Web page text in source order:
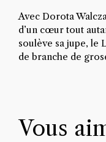
Avec Dorota
d’un cœur tout
soulève sa jupe, le
de branche de
Vous